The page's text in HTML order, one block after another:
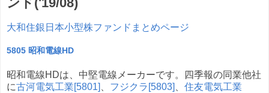
大和住銀日本小型株ファンドまとめページ
5805 昭和電線HD
昭和電線HDは、中堅電線メーカーです。四季報の同業他社
に古河電気工業[5801] フジクラ[5803]
住友電気工業